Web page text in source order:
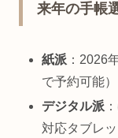
来年の手帳
紙派 ：2026
で予約可能）
デジタル派
対応タブレッ